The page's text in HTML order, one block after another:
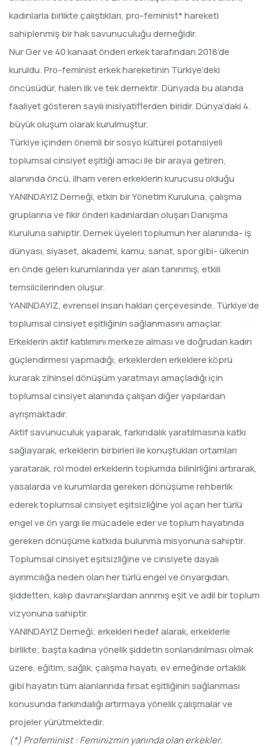
kadınlarla birlikte çalıştıkları, pro-feminist* hareketi
sahiplenmiş bir hak savunuculuğu derneğidir.
Nur Ger ve 40 kanaat önderi erkek tarafından 2018’de
kuruldu. Pro-feminist erkek hareketinin Türkiye’deki
öncüsüdür, halen ilk ve tek dernektir. Dünyada bu alanda
faaliyet gösteren sayılı inisiyatiflerden biridir. Dünya’daki 4.
büyük oluşum olarak kurulmuştur.
Türkiye içinden önemli bir sosyo kültürel potansiyeli
toplumsal cinsiyet eşitliği amacı ile bir araya getiren,
alanında öncü, ilham veren erkeklerin kurucusu olduğu
YANINDAYIZ Derneği, etkin bir Yönetim Kuruluna, çalışma
gruplarına ve fikir önderi kadınlardan oluşan Danışma
Kuruluna sahiptir. Dernek üyeleri toplumun her alanında- iş
dünyası, siyaset, akademi, kamu, sanat, spor gibi- ülkenin
en önde gelen kurumlarında yer alan tanınmış, etkili
temsilcilerinden oluşur.
YANINDAYIZ, evrensel insan hakları çerçevesinde, Türkiye’de
toplumsal cinsiyet eşitliğinin sağlanmasını amaçlar.
Erkeklerin aktif katılımını merkeze alması ve doğrudan kadın
güçlendirmesi yapmadığı, erkeklerden erkeklere köprü
kurarak zihinsel dönüşüm yaratmayı amaçladığı için
toplumsal cinsiyet alanında çalışan diğer yapılardan
ayrışmaktadır.
Aktif savunuculuk yaparak, farkındalık yaratılmasına katkı
sağlayarak, erkeklerin birbirleri ile konuştukları ortamları
yaratarak, rol model erkeklerin toplumda bilinirliğini artırarak,
yasalarda ve kurumlarda gereken dönüşüme rehberlik
ederek toplumsal cinsiyet eşitsizliğine yol açan her türlü
engel ve ön yargı ile mücadele eder ve toplum hayatında
gereken dönüşüme katkıda bulunma misyonuna sahiptir.
Toplumsal cinsiyet eşitsizliğine ve cinsiyete dayalı
ayırımcılığa neden olan her türlü engel ve önyargıdan,
şiddetten, kalıp davranışlardan arınmış eşit ve adil bir toplum
vizyonuna sahiptir.
YANINDAYIZ Derneği; erkekleri hedef alarak, erkeklerle
birlikte; başta kadına yönelik şiddetin sonlandırılması olmak
üzere, eğitim, sağlık, çalışma hayatı, ev emeğinde ortaklık
gibi hayatın tüm alanlarında fırsat eşitliğinin sağlanması
konusunda farkındalığı artırmaya yönelik çalışmalar ve
projeler yürütmektedir.
(*) Profeminist : Feminizmin yanında olan erkekler.